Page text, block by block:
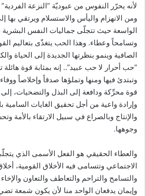
لأنه يحرّر النفوس من عبوديّة “النزعة
ومن الانهزام واليأس والاستسلام ويرتقي بها
الواسعة حيث تتجلّى جماليات النفس البشرية
وتسامحاً وعطاء. وهذا الحب يتغذّى بتعاليم
الصافية وينمو بنظرتها الجديدة إلى الحياة
“حب أحرار لا حب عبيد”.. إنه بمثابة قوة
وتبتدئ فيها ومنها وتملؤها صدقاً وإخلاصاً
قوة محرِّكة ودافعة إلى البذل والتضحيات،
وإرادة واعية من أجل تحقيق الغايات السامية
والإنتاج وبالصراع في سبيل الارتقاء بالأمة
وجوهها.
والعطاء الحقيقي هو الفعل الأسمى الذي
الاجتماعي وتتسامى فيه الأخلاق القومية،
والتسامح والتراحم والتعاطف والتعاون
وإيمان يدفعان الواحد منا لأن يكون شمعة